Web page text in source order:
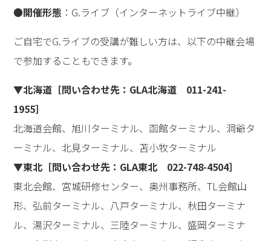
●開催形態 ：G.ライブ（インターネットライブ中継）
ご自宅でG.ライブの受講が難しい方は、以下の中継会場
で参加することもできます。
▼北海道［問い合わせ先：GLA北海道 011-241-
1955］
北海道会館、旭川ターミナル、函館ターミナル、洞爺タ
ーミナル、北見ターミナル、苫小牧ターミナル
▼東北［問い合わせ先：GLA東北 022-748-4504］
東北会館、宮城研修センター、奥州事務所、TL会館山
形、弘前ターミナル、八戸ターミナル、秋田ターミナ
ル、湯沢ターミナル、三陸ターミナル、盛岡ターミナ